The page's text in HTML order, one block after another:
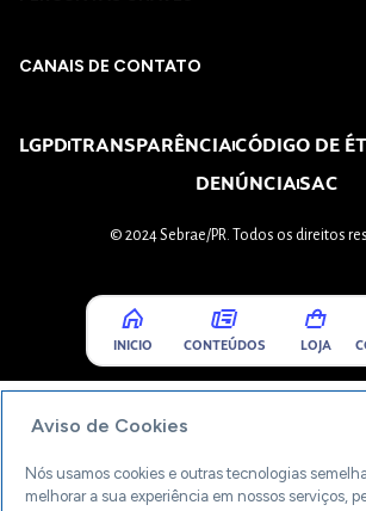
CANAIS DE CONTATO
LGPDTRANSPARÊNCIACÓDIGO DE
DENÚNCIASAC
© 2024 Sebrae/PR. Todos os direitos
INICIO CONTEÚDOS LOJA
Aviso de Cookies
Nós usamos cookies e outras tecnologias
melhorar a sua experiência em nossos serviços,